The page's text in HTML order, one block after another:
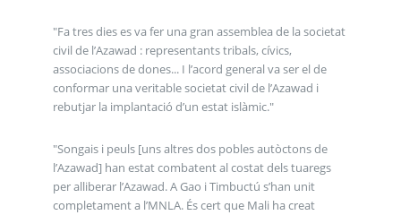
"Fa tres dies es va fer una gran assemblea de la societat
civil de l’Azawad : representants tribals, cívics,
associacions de dones... I l’acord general va ser el de
conformar una veritable societat civil de l’Azawad i
rebutjar la implantació d’un estat islàmic."
"Songais i peuls [uns altres dos pobles autòctons de
l’Azawad] han estat combatent al costat dels tuaregs
per alliberar l’Azawad. A Gao i Timbuctú s’han unit
completament a l’MNLA. És cert que Mali ha creat